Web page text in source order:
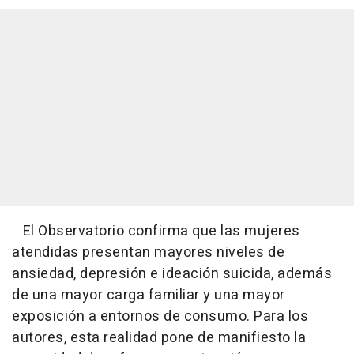
El Observatorio confirma que las mujeres
atendidas presentan mayores niveles de
ansiedad, depresión e ideación suicida, además
de una mayor carga familiar y una mayor
exposición a entornos de consumo. Para los
autores, esta realidad pone de manifiesto la